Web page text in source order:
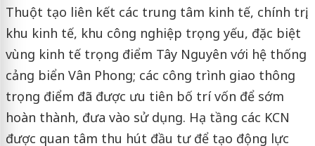
Thuột tạo liên kết các trung tâm kinh tế, chính trị,
khu kinh tế, khu công nghiệp trọng yếu, đặc biệt
vùng kinh tế trọng điểm Tây Nguyên với hệ thống
cảng biển Vân Phong; các công trình giao thông
trọng điểm đã được ưu tiên bố trí vốn để sớm
hoàn thành, đưa vào sử dụng. Hạ tầng các KCN
được quan tâm thu hút đầu tư để tạo động lực